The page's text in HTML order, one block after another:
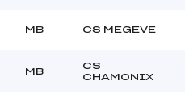
MB CS MEGEVE
MB
CS
CHAMONIX